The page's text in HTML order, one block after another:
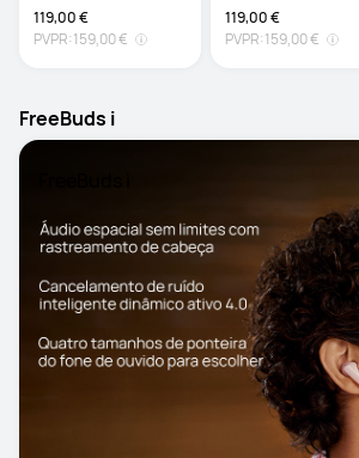
119,00 €
PVPR:159,00 €
119,00 €
PVPR:159,00 €
FreeBuds i